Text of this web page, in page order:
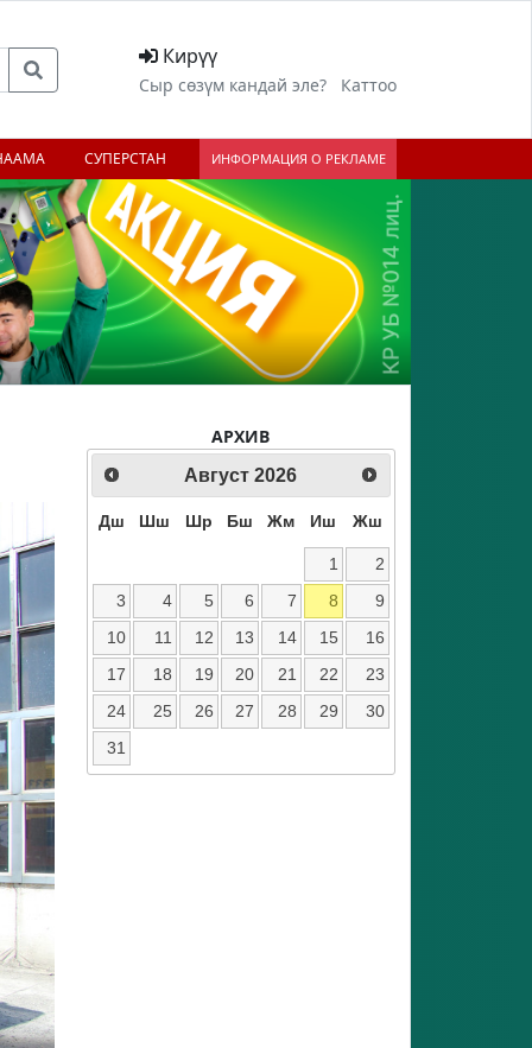
Кирүү
Сыр сөзүм кандай эле? Каттоо
СУПЕРСТАН ИНФОРМАЦИЯ О РЕКЛАМЕ
АРХИВ
Август 2026
Дш Шш Шр Бш Жм Иш Жш
1
2
3
4 5 6 7 8
9
10
11 12 13 14 15
16
17
18 19 20 21 22
23
24
25 26 27 28 29
30
31